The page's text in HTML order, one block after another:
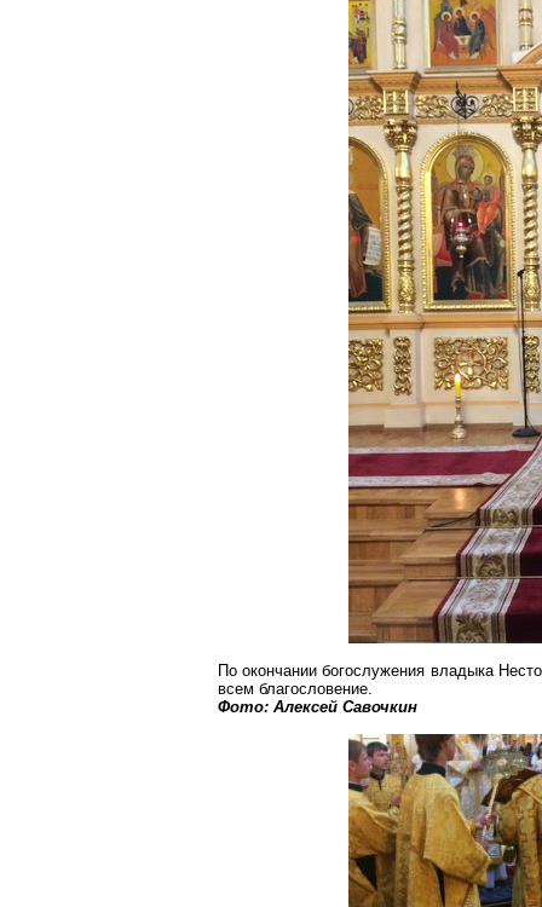
По окончании богослужения владыка
всем благословение.
Фото: Алексей Савочкин